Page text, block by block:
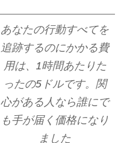
あなたの行動すべてを
追跡するのにかかる費
用は、1時間あたりた
ったの5ドルです。関
心がある人なら誰にで
も手が届く価格になり
ました